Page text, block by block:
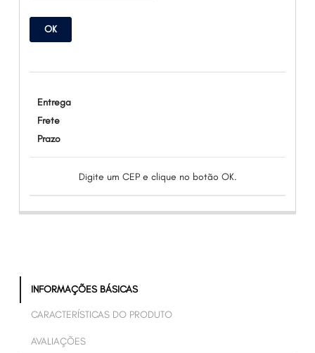
OK
Entrega
Frete
Prazo
Digite um CEP e clique no botão OK.
INFORMAÇÕES BÁSICAS
CARACTERÍSTICAS DO PRODUTO
AVALIAÇÕES